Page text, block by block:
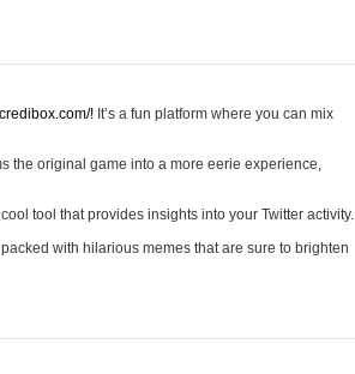
! It’s a fun platform where you can mix
the original game into a more eerie experience,
cool tool that provides insights into your Twitter activity.
packed with hilarious memes that are sure to brighten